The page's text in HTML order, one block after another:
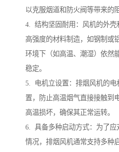
以克服烟道和防火阀等带来的
4. 结构坚固耐用：风机的外壳
高强度的材料制造，如钢制或
环境下（如高温、潮湿）依然
稳定。
5. 电机立设置：排烟风机的电
置，防止高温烟气直接接触到
高温损坏，确保其正常运转。
6. 具备多种启动方式：为了应
情况，排烟风机通常支持多种